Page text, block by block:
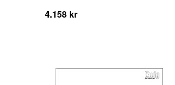
4.158 kr